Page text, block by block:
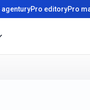
agenturyPro editoryPro